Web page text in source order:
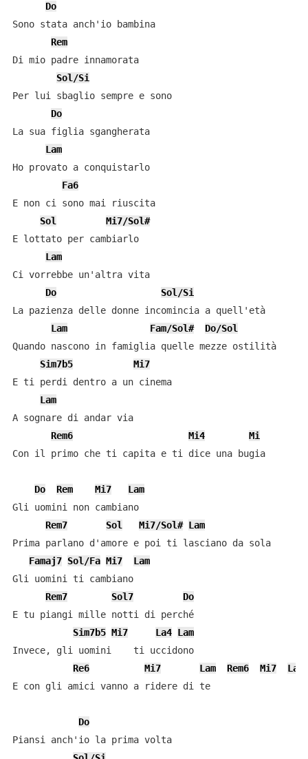
Do
Sono stata anch'io bambina
Rem
Di mio padre innamorata
Sol/Si
Per lui sbaglio sempre e sono
Do
La sua figlia sgangherata
Lam
Ho provato a conquistarlo
Fa6
E non ci sono mai riuscita
Sol
Mi7/Sol#
E lottato per cambiarlo
Lam
Ci vorrebbe un'altra vita
Do
Sol/Si
La pazienza delle donne incomincia a quell'età
Lam
Fam/Sol#
Do/Sol
Quando nascono in famiglia quelle mezze ostilità
Sim7b5
Mi7
E ti perdi dentro a un cinema
Lam
A sognare di andar via
Rem6
Mi4
Mi
Con il primo che ti capita e ti dice una bugia
Do Rem Mi7
Lam
Gli uomini non cambiano
Rem7
Sol Mi7/Sol# Lam
Prima parlano d'amore e poi ti lasciano da sola
Famaj7 Sol/Fa Mi7
Lam
Gli uomini ti cambiano
Rem7
Sol7
Do
E tu piangi mille notti di perché
Sim7b5 Mi7 La4 Lam
Invece, gli uomini    ti uccidono
Re6
Mi7 Lam Rem6 Mi7
Lam
E con gli amici vanno a ridere di te
Do
Piansi anch'io la prima volta